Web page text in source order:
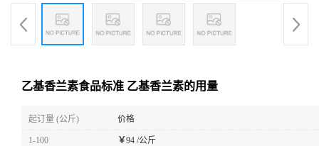
乙基香兰素食品标准 乙基香兰素的用量
起订量 (公斤) 价格
1-100 ￥94 /公斤